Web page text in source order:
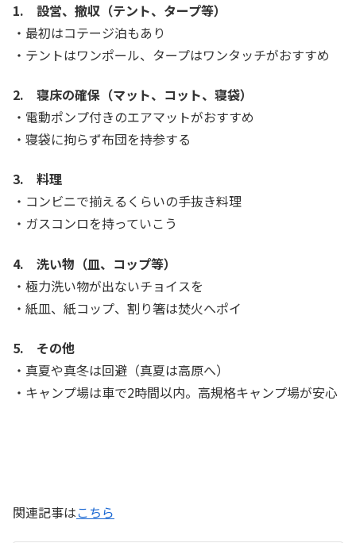
1. 設営、撤収（テント、タープ等）
・最初はコテージ泊もあり
・テントはワンポール、タープはワンタッチがおすすめ
2. 寝床の確保（マット、コット、寝袋）
・電動ポンプ付きのエアマットがおすすめ
・寝袋に拘らず布団を持参する
3. 料理
・コンビニで揃えるくらいの手抜き料理
・ガスコンロを持っていこう
4. 洗い物（皿、コップ等）
・極力洗い物が出ないチョイスを
・紙皿、紙コップ、割り箸は焚火へポイ
5. その他
・真夏や真冬は回避（真夏は高原へ）
・キャンプ場は車で2時間以内。高規格キャンプ場が安心
関連記事はこちら